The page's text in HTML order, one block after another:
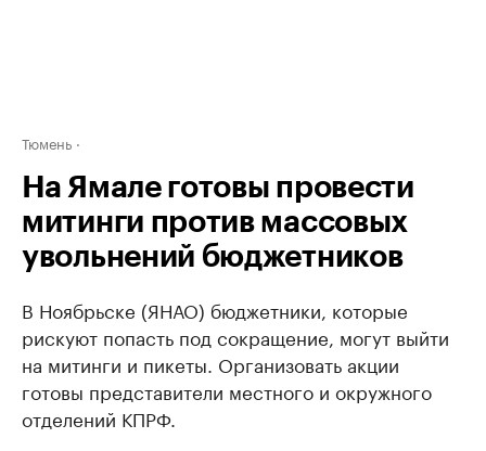
Тюмень
На Ямале готовы провести
митинги против массовых
увольнений бюджетников
В Ноябрьске (ЯНАО) бюджетники, которые
рискуют попасть под сокращение, могут выйти
на митинги и пикеты. Организовать акции
готовы представители местного и окружного
отделений КПРФ.